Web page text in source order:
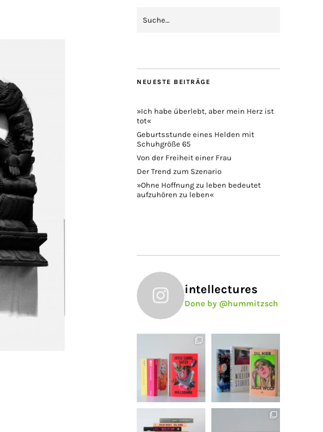
NEUESTE BEITRÄGE
»Ich habe überlebt, aber mein Herz ist
tot«
Geburtsstunde eines Helden mit
Schuhgröße 65
Von der Freiheit einer Frau
Der Trend zum Szenario
»Ohne Hoffnung zu leben bedeutet
aufzuhören zu leben«
intellectures
Done by @hummitzsch